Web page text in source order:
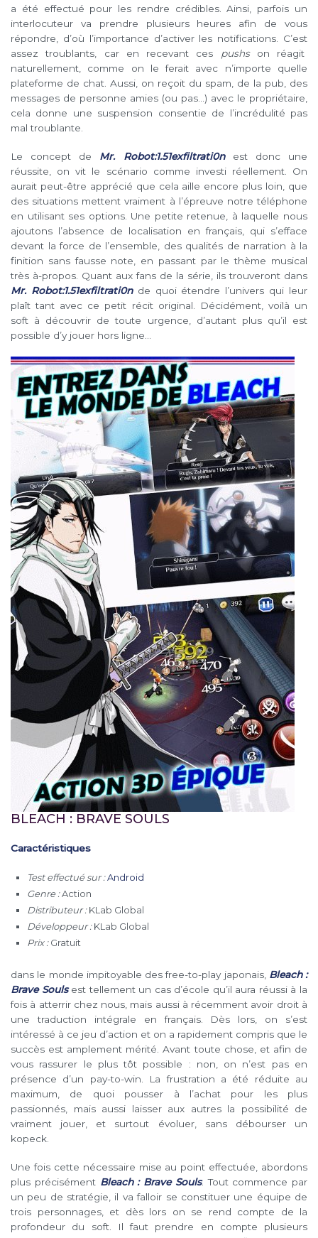
a été effectué pour les rendre crédibles. Ainsi, parfois un
interlocuteur va prendre plusieurs heures afin de vous
répondre, d’où l’importance d’activer les notifications. C’est
assez troublants, car en recevant ces pushson réagit
naturellement, comme on le ferait avec n’importe quelle
plateforme de chat. Aussi, on reçoit du spam, de la pub, des
messages de personne amies (ou pas…) avec le propriétaire,
cela donne une suspension consentie de l’incrédulité pas
mal troublante.
Le concept de Mr. Robot:1.51exfiltrati0nest donc une
réussite, on vit le scénario comme investi réellement. On
aurait peut-être apprécié que cela aille encore plus loin, que
des situations mettent vraiment à l’épreuve notre téléphone
en utilisant ses options. Une petite retenue, à laquelle nous
ajoutons l’absence de localisation en français, qui s’efface
devant la force de l’ensemble, des qualités de narration à la
finition sans fausse note, en passant par le thème musical
très à-propos. Quant aux fans de la série, ils trouveront dans
Mr. Robot:1.51exfiltrati0nde quoi étendre l’univers qui leur
plaît tant avec ce petit récit original. Décidément, voilà un
soft à découvrir de toute urgence, d’autant plus qu’il est
possible d’y jouer hors ligne…
BLEACH : BRAVE SOULS
Caractéristiques
Test effectué sur :Android
Genre :Action
Distributeur :KLab Global
Développeur :KLab Global
Prix :Gratuit
dans le monde impitoyable des free-to-play japonais, Bleach :
Brave Soulsest tellement un cas d’école qu’il aura réussi à la
fois à atterrir chez nous, mais aussi à récemment avoir droit à
une traduction intégrale en français. Dès lors, on s’est
intéressé à ce jeu d’action et on a rapidement compris que le
succès est amplement mérité. Avant toute chose, et afin de
vous rassurer le plus tôt possible : non, on n’est pas en
présence d’un pay-to-win. La frustration a été réduite au
maximum, de quoi pousser à l’achat pour les plus
passionnés, mais aussi laisser aux autres la possibilité de
vraiment jouer, et surtout évoluer, sans débourser un
kopeck.
Une fois cette nécessaire mise au point effectuée, abordons
plus précisément Bleach : Brave Souls. Tout commence par
un peu de stratégie, il va falloir se constituer une équipe de
trois personnages, et dès lors on se rend compte de la
profondeur du soft. Il faut prendre en compte plusieurs